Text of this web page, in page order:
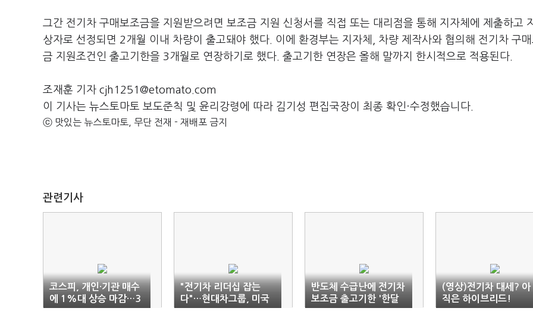
그간 전기차 구매보조금을 지원받으려면 보조금 지원 신청서를 직접 또는 대리점을 통해 지자체에 제출하고
상자로 선정되면 2개월 이내 차량이 출고돼야 했다. 이에 환경부는 지자체, 차량 제작사와 협의해 전기차 구
금 지원조건인 출고기한을 3개월로 연장하기로 했다. 출고기한 연장은 올해 말까지 한시적으로 적용된다.
조재훈 기자 cjh1251@etomato.com
이 기사는 뉴스토마토 보도준칙 및 윤리강령에 따라 김기성 편집국장이 최종 확인·수정했습니다.
ⓒ 맛있는 뉴스토마토, 무단 전재 - 재배포 금지
관련기사
코스피, 개인·기관 매수
에 1%대 상승 마감…3
150선
"전기차 리더십 잡는
다"…현대차그룹, 미국
에 대규모 투자
반도체 수급난에 전기차
보조금 출고기한 '한달
연장'
(영상)전기차 대세? 아
직은 하이브리드!